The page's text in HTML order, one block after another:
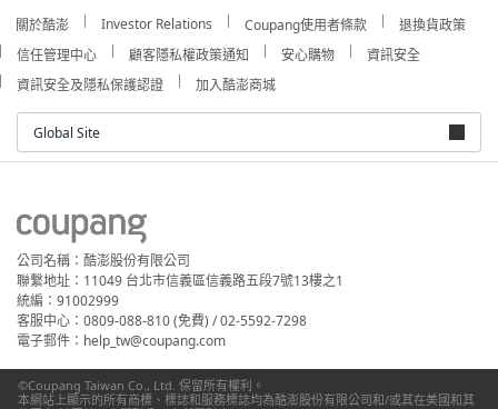
關於酷澎 Investor Relations Coupang使用者條款
退換貨政策
信任管理中心
顧客隱私權政策通知 安心購物
資訊安全
資訊安全及隱私保護認證
加入酷澎商城
Global Site
公司名稱：酷澎股份有限公司
聯繫地址：11049 台北市信義區信義路五段7號13樓之1
統編：91002999
客服中心：0809-088-810 (免費) / 02-5592-7298
電子郵件：help_tw@coupang.com
©Coupang Taiwan Co., Ltd. 保留所有權利。
本網站上顯示的所有商標、標誌和服務標誌均為酷澎股份有限公司和/或其在美國和其